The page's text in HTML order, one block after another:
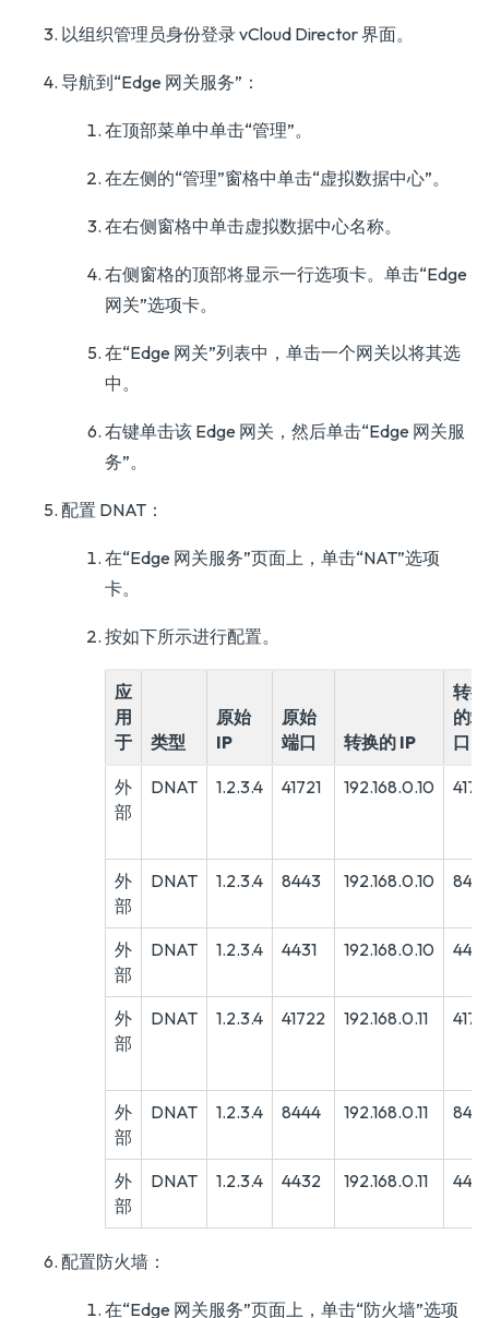
以组织管理员身份登录 vCloud Director 界面。
导航到“Edge 网关服务”：
在顶部菜单中单击“管理”。
在左侧的“管理”窗格中单击“虚拟数据中心”。
在右侧窗格中单击虚拟数据中心名称。
右侧窗格的顶部将显示一行选项卡。单击“Edge
网关”选项卡。
在“Edge 网关”列表中，单击一个网关以将其选
中。
右键单击该 Edge 网关，然后单击“Edge 网关服
务”。
配置 DNAT：
在“Edge 网关服务”页面上，单击“NAT”选项
卡。
按如下所示进行配置。
应
用
于
类型
原始
IP
原始
端口
转换的 IP
转换
的端
口
外
部
DNAT 1.2.3.4 41721 192.168.0.10 4172
外
部
DNAT 1.2.3.4 8443 192.168.0.10
外
部
DNAT 1.2.3.4 4431 192.168.0.10 443
外
部
DNAT 1.2.3.4 41722 192.168.0.11 4172
外
部
DNAT 1.2.3.4 8444 192.168.0.11
外
部
DNAT 1.2.3.4 4432 192.168.0.11 443
配置防火墙：
在“Edge 网关服务”页面上，单击“防火墙”选项